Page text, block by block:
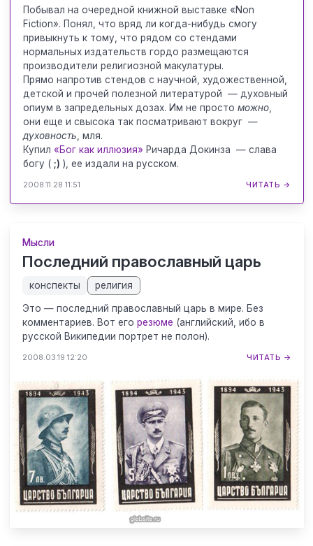
Побывал на очередной книжной выставке «Non
Fiction». Понял, что вряд ли когда-нибудь смогу
привыкнуть к тому, что рядом со стендами
нормальных издательств гордо размещаются
производители религиозной макулатуры.
Прямо напротив стендов с научной, художественной,
детской и прочей полезной литературой — духовный
опиум в запредельных дозах. Им не просто можно,
они еще и свысока так посматривают вокруг —
духовность , мля.
Купил «Бог как иллюзия» Ричарда Докинза — слава
богу ( ;) ), ее издали на русском.
2008.11.28 11:51 ЧИТАТЬ →
Мысли
Последний православный царь
конспекты религия
Это — последний православный царь в мире. Без
комментариев. Вот его резюме (английский, ибо в
русской Википедии портрет не полон).
2008.03.19 12:20 ЧИТАТЬ →